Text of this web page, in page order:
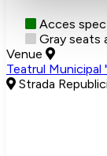
Acces
Gray seats
Venue
Teatrul Municipal
Strada